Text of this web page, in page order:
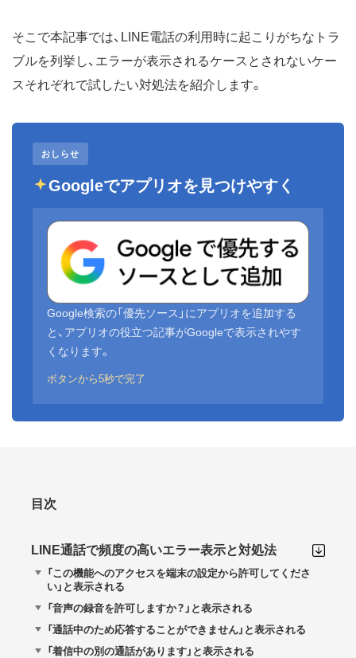
そこで本記事では、LINE電話の利用時に起こりがちなトラ
ブルを列挙し、エラーが表示されるケースとされないケー
スそれぞれで試したい対処法を紹介します。
おしらせ
Googleでアプリオを見つけやすく
Google検索の「優先ソース」にアプリオを追加する
と、アプリオの役立つ記事がGoogleで表示されやす
くなります。
ボタンから5秒で完了
目次
LINE通話で頻度の高いエラー表示と対処法
「この機能へのアクセスを端末の設定から許可してくださ
い」と表示される
「音声の録音を許可しますか？」と表示される
「通話中のため応答することができません」と表示される
「着信中の別の通話があります」と表示される